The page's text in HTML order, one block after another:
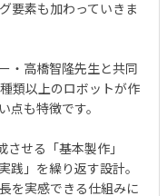
要素も加わっていきま
・高橋智隆先生と共同
類以上のロボットが作
点も特徴です。
せる「基本製作」
践」を繰り返す設計。
を実感できる仕組みに